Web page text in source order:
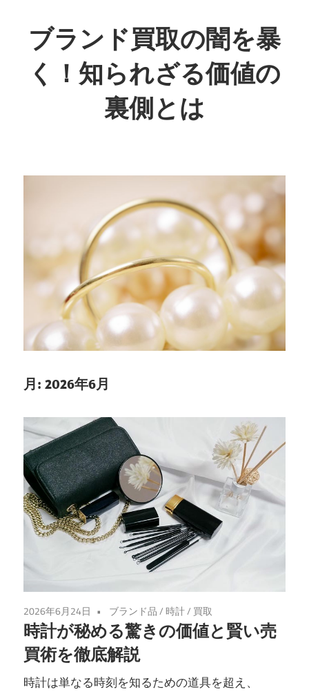
ン
テ
ブランド買取の闇を暴
く！知られざる価値の
裏側とは
れ
実
賢
く
手
放
す
ブ
ラ
ン
ド
の
秘
ご
紹
介！
安
心
月: 2026年6月
2026年6月24日 ブランド品/ 時計/ 買取
時計が秘める驚きの価値と賢い売
買術を徹底解説
時計は単なる時刻を知るための道具を超え、